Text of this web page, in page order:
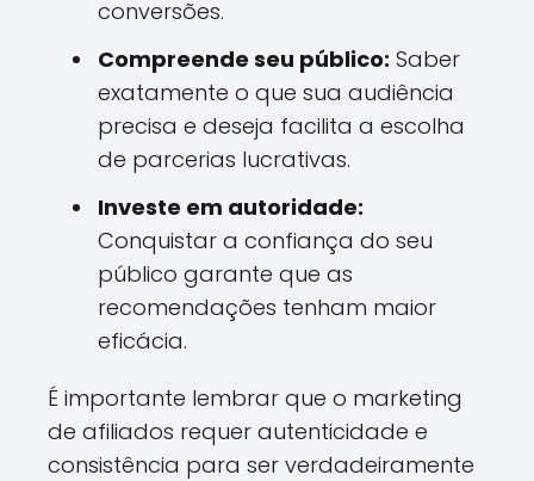
conversões.
Compreende seu público: Saber
exatamente o que sua audiência
precisa e deseja facilita a escolha
de parcerias lucrativas.
Investe em autoridade:
Conquistar a confiança do seu
público garante que as
recomendações tenham maior
eficácia.
É importante lembrar que o marketing
de afiliados requer autenticidade e
consistência para ser verdadeiramente